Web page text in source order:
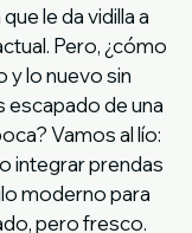
le da vidilla a
Pero, ¿cómo
y lo nuevo sin
escapado de una
Vamos al lío:
integrar prendas
moderno para
pero fresco.